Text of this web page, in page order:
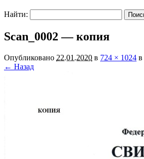
Найти:
Scan_0002 — копия
Опубликовано 22.01.2020 в 724 × 1024 в
← Назад